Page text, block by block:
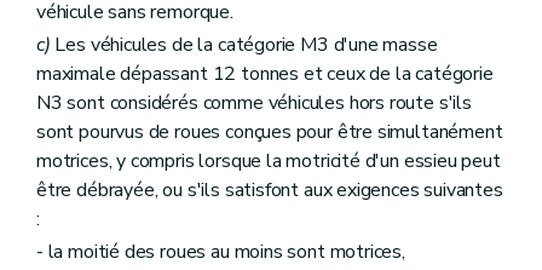
véhicule sans remorque.
c) Les véhicules de la catégorie M3 d'une masse
maximale dépassant 12 tonnes et ceux de la catégorie
N3 sont considérés comme véhicules hors route s'ils
sont pourvus de roues conçues pour être simultanément
motrices, y compris lorsque la motricité d'un essieu peut
être débrayée, ou s'ils satisfont aux exigences suivantes
:
- la moitié des roues au moins sont motrices,